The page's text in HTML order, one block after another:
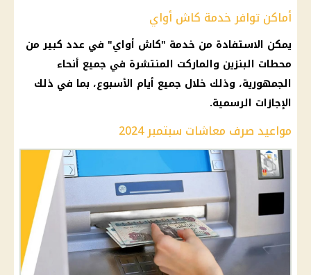
أماكن توافر خدمة كاش أواي
يمكن الاستفادة من خدمة "كاش أواي" في عدد كبير من
محطات البنزين والماركت المنتشرة في جميع أنحاء
الجمهورية، وذلك خلال جميع أيام الأسبوع، بما في ذلك
الإجازات الرسمية.
مواعيد صرف معاشات سبتمبر 2024